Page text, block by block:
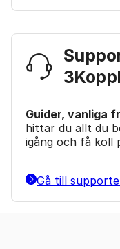
Guider, vanliga
hittar du allt du
igång och få koll
Gå till